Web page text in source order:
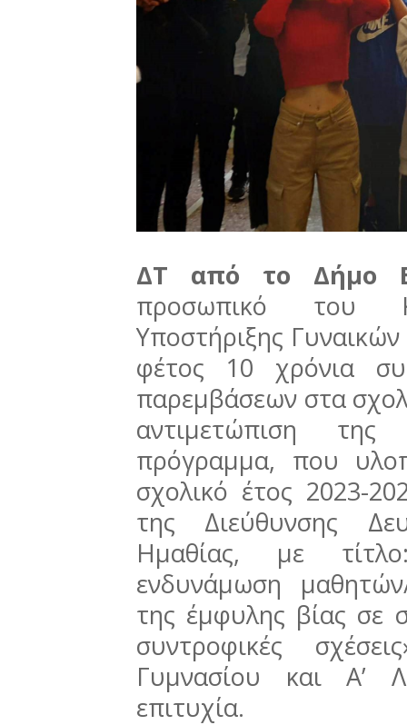
ΔΤ από το Δήμο
προσωπικό του
Υποστήριξης
φέτος 10 χρόνια
παρεμβάσεων στα
αντιμετώπιση
πρόγραμμα, που
σχολικό έτος 2023-
της Διεύθυνσης
Ημαθίας, με
ενδυνάμωση
της έμφυλης βίας σε
συντροφικές
Γυμνασίου και Α’
επιτυχία.